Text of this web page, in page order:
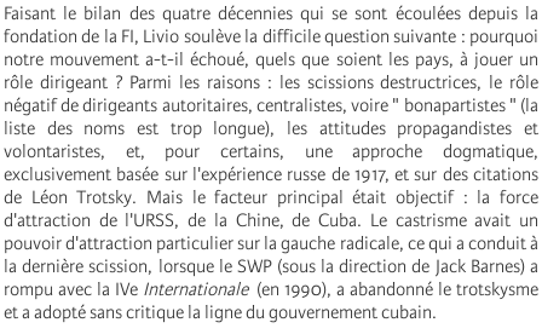
Faisant le bilan des quatre décennies qui se sont écoulées depuis la
fondation de la FI, Livio soulève la difficile question suivante : pourquoi
notre mouvement a-t-il échoué, quels que soient les pays, à jouer un
rôle dirigeant ? Parmi les raisons : les scissions destructrices, le rôle
négatif de dirigeants autoritaires, centralistes, voire " bonapartistes " (la
liste des noms est trop longue), les attitudes propagandistes et
volontaristes, et, pour certains, une approche dogmatique,
exclusivement basée sur l'expérience russe de 1917, et sur des citations
de Léon Trotsky. Mais le facteur principal était objectif : la force
d'attraction de l'URSS, de la Chine, de Cuba. Le castrisme avait un
pouvoir d'attraction particulier sur la gauche radicale, ce qui a conduit à
la dernière scission, lorsque le SWP (sous la direction de Jack Barnes) a
rompu avec la IVe Internationale(en 1990), a abandonné le trotskysme
et a adopté sans critique la ligne du gouvernement cubain.